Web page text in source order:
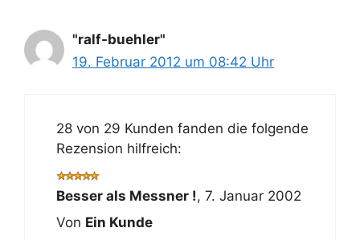
"ralf-buehler"
19. Februar 2012 um 08:42 Uhr
28 von 29 Kunden fanden die folgende
Rezension hilfreich:
Besser als Messner !, 7. Januar 2002
Von Ein Kunde